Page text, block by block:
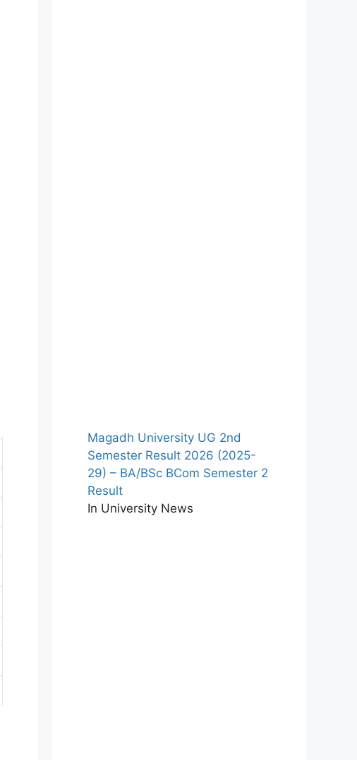
Magadh University UG 2nd
Semester Result 2026 (2025-
29) – BA/BSc BCom Semester 2
Result
In University News